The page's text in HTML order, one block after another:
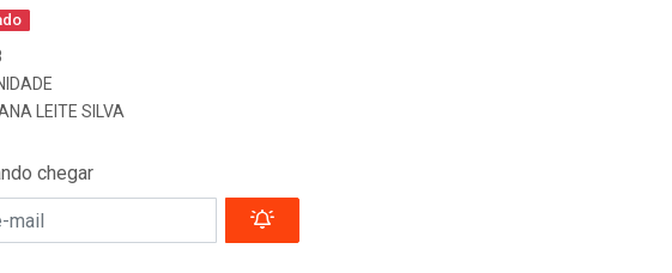
LEITE SILVA
chegar